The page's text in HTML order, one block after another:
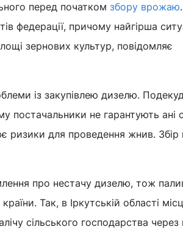
перед початком збору врожаю
федерації, причому найгірша
зернових культур, повідомляє
із закупівлею дизелю.
не гарантують ані
ризики для проведення жнив.
про нестачу дизелю, тож
Так, в Іркутській області
сільського господарства через